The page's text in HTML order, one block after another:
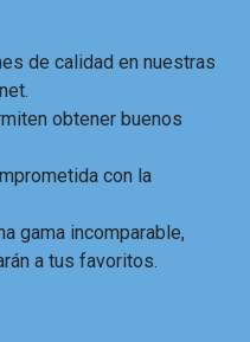
de calidad en nuestras
obtener buenos
con la
gama incomparable,
a tus favoritos.